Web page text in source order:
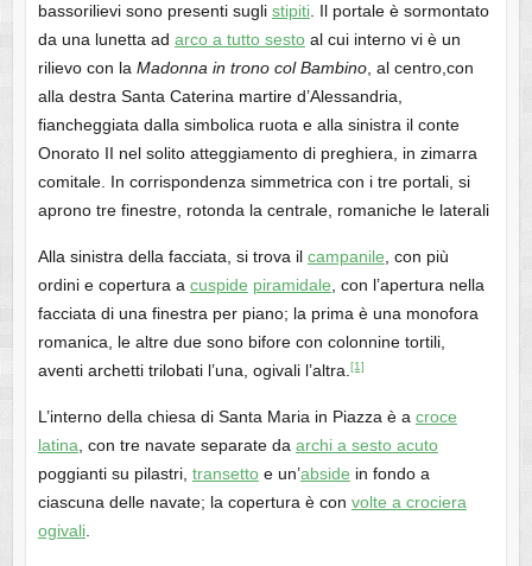
bassorilievi sono presenti sugli stipiti. Il portale è sormontato
da una lunetta ad arco a tutto sestoal cui interno vi è un
rilievo con la Madonna in trono col Bambino, al centro,con
alla destra Santa Caterina martire d’Alessandria,
fiancheggiata dalla simbolica ruota e alla sinistra il conte
Onorato II nel solito atteggiamento di preghiera, in zimarra
comitale. In corrispondenza simmetrica con i tre portali, si
aprono tre finestre, rotonda la centrale, romaniche le laterali
Alla sinistra della facciata, si trova il campanile , con più
ordini e copertura a cuspide piramidale , con l’apertura nella
facciata di una finestra per piano; la prima è una monofora
romanica, le altre due sono bifore con colonnine tortili,
aventi archetti trilobati l’una, ogivali l’altra. [1]
L’interno della chiesa di Santa Maria in Piazza è a croce
latina , con tre navate separate da archi a sesto acuto
poggianti su pilastri, transettoe un’abside in fondo a
ciascuna delle navate; la copertura è con volte a crociera
ogivali.